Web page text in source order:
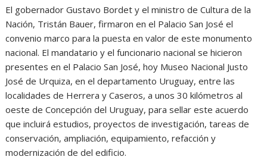
El gobernador Gustavo Bordet y el ministro de Cultura de la
Nación, Tristán Bauer, firmaron en el Palacio San José el
convenio marco para la puesta en valor de este monumento
nacional. El mandatario y el funcionario nacional se hicieron
presentes en el Palacio San José, hoy Museo Nacional Justo
José de Urquiza, en el departamento Uruguay, entre las
localidades de Herrera y Caseros, a unos 30 kilómetros al
oeste de Concepción del Uruguay, para sellar este acuerdo
que incluirá estudios, proyectos de investigación, tareas de
conservación, ampliación, equipamiento, refacción y
modernización de del edificio.